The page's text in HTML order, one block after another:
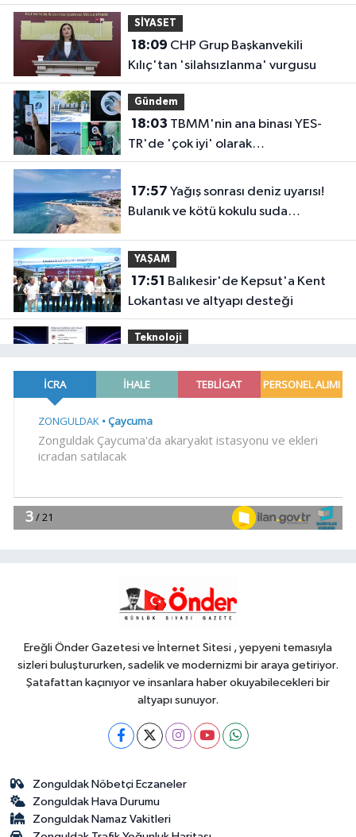
SİYASET
18:09
Kılıç'tan 'silahsızlanma' vurgusu
Gündem
18:03
TR'de 'çok iyi' olarak
sertifikalandırıldı
17:57
Bulanık ve kötü kokulu suda
YAŞAM
17:51
Lokantası ve altyapı desteği
Teknoloji
uygulamanın yerini tek asistan
alabilir
17:40Bakan Göktaş: Terörsüz
17:28
Sağlığını Güçlendiriyor: Ancak Her
Ereğli Önder Gazetesi ve İnternet Sitesi , yepyeni temasıyla
sizleri buluştururken, sadelik ve modernizmi bir araya getiriyor.
Şatafattan kaçınıyor ve insanlara haber okuyabilecekleri bir
altyapı sunuyor.
Zonguldak Nöbetçi Eczaneler
Zonguldak Hava Durumu
Zonguldak Namaz Vakitleri